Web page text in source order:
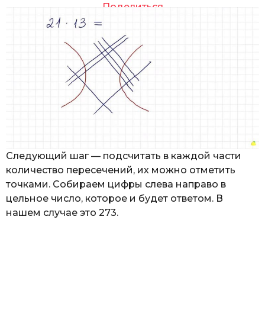
Поделиться
Следующий шаг — подсчитать в каждой части
количество пересечений, их можно отметить
точками. Собираем цифры слева направо в
цельное число, которое и будет ответом. В
нашем случае это 273.